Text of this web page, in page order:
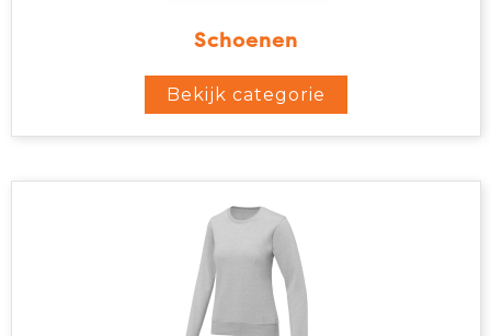
Schoenen
Bekijk categorie